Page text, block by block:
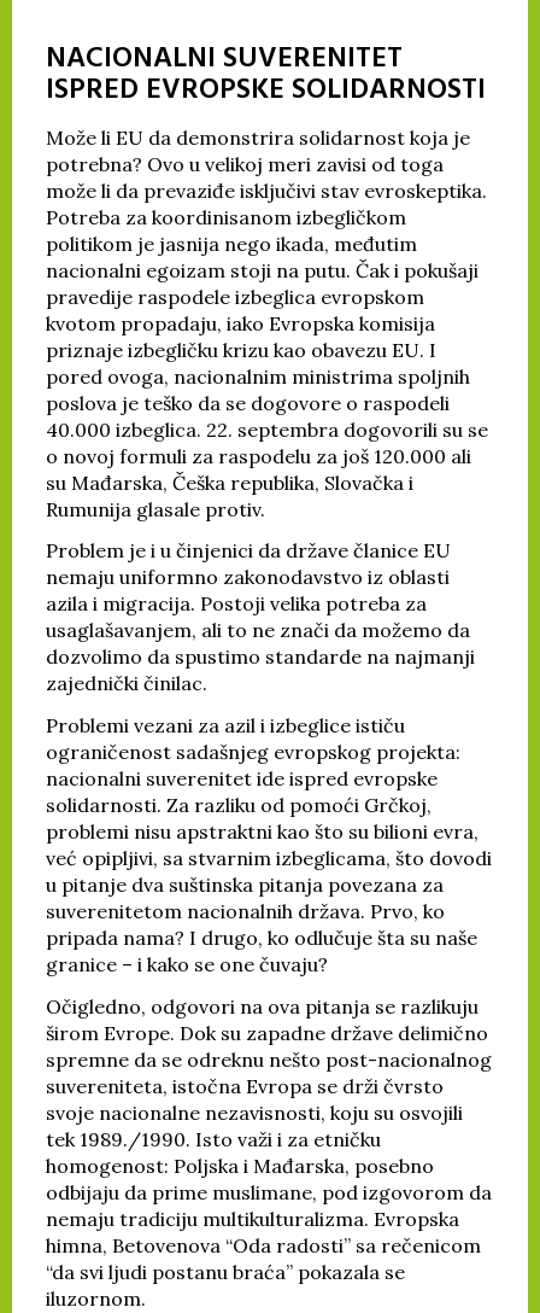
NACIONALNI SUVERENITET
ISPRED EVROPSKE SOLIDARNOSTI
Može li EU da demonstrira solidarnost koja je
potrebna? Ovo u velikoj meri zavisi od toga
može li da prevaziđe isključivi stav evroskeptika.
Potreba za koordinisanom izbegličkom
politikom je jasnija nego ikada, međutim
nacionalni egoizam stoji na putu. Čak i pokušaji
pravedije raspodele izbeglica evropskom
kvotom propadaju, iako Evropska komisija
priznaje izbegličku krizu kao obavezu EU. I
pored ovoga, nacionalnim ministrima spoljnih
poslova je teško da se dogovore o raspodeli
40.000 izbeglica. 22. septembra dogovorili su se
o novoj formuli za raspodelu za još 120.000 ali
su Mađarska, Češka republika, Slovačka i
Rumunija glasale protiv.
Problem je i u činjenici da države članice EU
nemaju uniformno zakonodavstvo iz oblasti
azila i migracija. Postoji velika potreba za
usaglašavanjem, ali to ne znači da možemo da
dozvolimo da spustimo standarde na najmanji
zajednički činilac.
Problemi vezani za azil i izbeglice ističu
ograničenost sadašnjeg evropskog projekta:
nacionalni suverenitet ide ispred evropske
solidarnosti. Za razliku od pomoći Grčkoj,
problemi nisu apstraktni kao što su bilioni evra,
već opipljivi, sa stvarnim izbeglicama, što dovodi
u pitanje dva suštinska pitanja povezana za
suverenitetom nacionalnih država. Prvo, ko
pripada nama? I drugo, ko odlučuje šta su naše
granice – i kako se one čuvaju?
Očigledno, odgovori na ova pitanja se razlikuju
širom Evrope. Dok su zapadne države delimično
spremne da se odreknu nešto post-nacionalnog
suvereniteta, istočna Evropa se drži čvrsto
svoje nacionalne nezavisnosti, koju su osvojili
tek 1989./1990. Isto važi i za etničku
homogenost: Poljska i Mađarska, posebno
odbijaju da prime muslimane, pod izgovorom da
nemaju tradiciju multikulturalizma. Evropska
himna, Betovenova “Oda radosti” sa rečenicom
“da svi ljudi postanu braća” pokazala se
iluzornom.